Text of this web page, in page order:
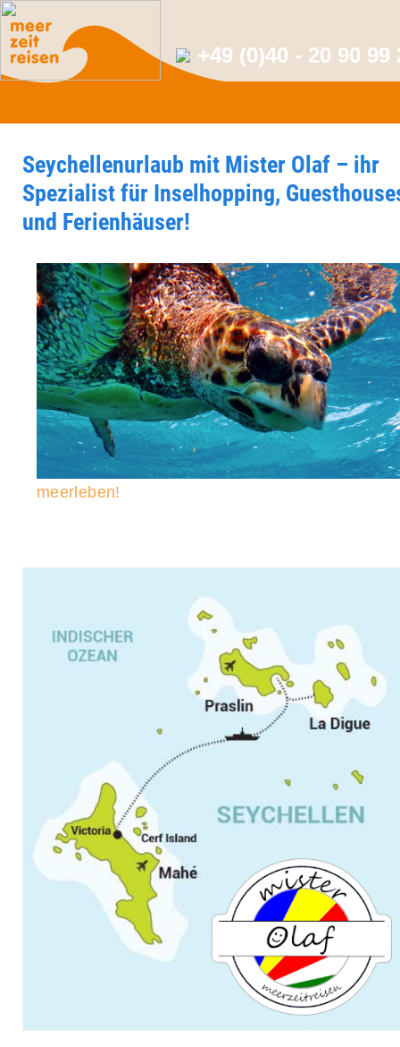
+49 (0)40 - 20 90 99
Seychellenurlaub mit Mister Olaf – ihr
Spezialist für Inselhopping,
und Ferienhäuser!
meerleben!